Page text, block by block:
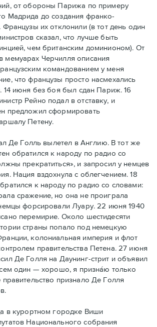
от обороны Парижа по примеру
Мадрида до создания франко-
Французы их отклонили (в тот день один
сказал, что лучше быть
чем британским доминионом). От
мемуарах Черчилля описания
командованием у меня
что французы просто насмехались
14 июня без боя был сдан Париж. 16
Рейно подал в отставку, и
предложил сформировать
Петену.
Де Голль вылетел в Англию. В тот же
обратился к народу по радио со
прекратиться», и запросил у немцев
Нация вздохнула с облегчением. 18
к народу по радио со словами:
сражение, но она не проиграла
форсировали Луару. 22 июня 1940
перемирие. Около шестидесяти
страны попало под немецкую
колониальная империя и флот
правительства Петена. 27 июня
Де Голля на Даунинг-стрит и объявил
один — хорошо, я признáю только
правительство признало Де Голля
в курортном городке Виши
Национального собрания